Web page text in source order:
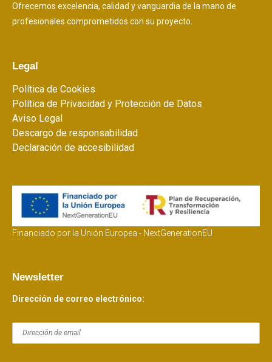
Ofrecemos excelencia, calidad y vanguardia de la mano de
profesionales comprometidos con su proyecto.
Legal
Política de Cookies
Política de Privacidad y Protección de Datos
Aviso Legal
Descargo de responsabilidad
Declaración de accesibilidad
Financiado por la Unión Europea - NextGenerationEU
Newsletter
Dirección de correo electrónico: